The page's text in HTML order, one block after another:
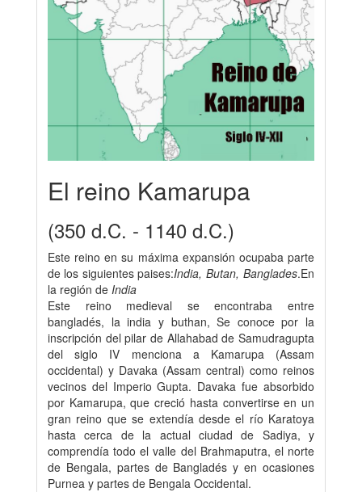
El reino Kamarupa
(350 d.C. - 1140 d.C.)
Este reino en su máxima expansión ocupaba parte
de los siguientes paises:India, Butan, Banglades.En
la región de India
Este reino medieval se encontraba entre
bangladés, la india y buthan, Se conoce por la
inscripción del pilar de Allahabad de Samudragupta
del siglo IV menciona a Kamarupa (Assam
occidental) y Davaka (Assam central) como reinos
vecinos del Imperio Gupta. Davaka fue absorbido
por Kamarupa, que creció hasta convertirse en un
gran reino que se extendía desde el río Karatoya
hasta cerca de la actual ciudad de Sadiya, y
comprendía todo el valle del Brahmaputra, el norte
de Bengala, partes de Bangladés y en ocasiones
Purnea y partes de Bengala Occidental.